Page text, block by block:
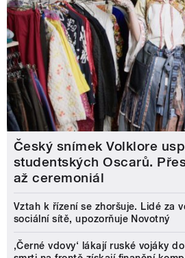
Český snímek Volklore
studentských Oscarů.
až ceremoniál
Vztah k řízení se zhoršuje. Lidé za
sociální sítě, upozorňuje Novotný
‚Černé vdovy‘ lákají ruské vojáky